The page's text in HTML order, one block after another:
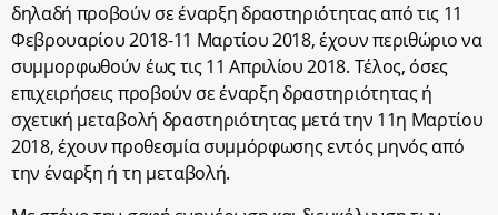
δηλαδή προβούν σε έναρξη δραστηριότητας από τις 11
Φεβρουαρίου 2018-11 Μαρτίου 2018, έχουν περιθώριο να
συμμορφωθούν έως τις 11 Απριλίου 2018. Τέλος, όσες
επιχειρήσεις προβούν σε έναρξη δραστηριότητας ή
σχετική μεταβολή δραστηριότητας μετά την 11η Μαρτίου
2018, έχουν προθεσμία συμμόρφωσης εντός μηνός από
την έναρξη ή τη μεταβολή.